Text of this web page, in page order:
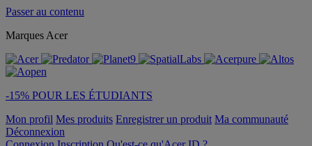
Passer au contenu
Marques Acer
-15% POUR LES ÉTUDIANTS
Mon profil Mes produits Enregistrer un produit Ma communauté
Déconnexion